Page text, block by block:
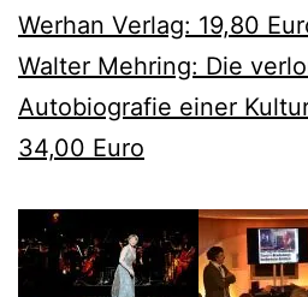
Werhan Verlag: 19,80
Walter Mehring: Die
Autobiografie einer
34,00 Euro